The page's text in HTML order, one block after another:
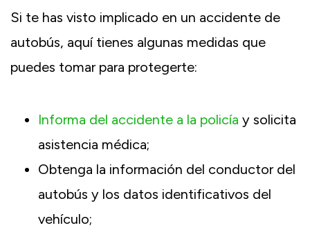
Si te has visto implicado en un accidente de
autobús, aquí tienes algunas medidas que
puedes tomar para protegerte:
Informa del accidente a la policía y solicita
asistencia médica;
Obtenga la información del conductor del
autobús y los datos identificativos del
vehículo;